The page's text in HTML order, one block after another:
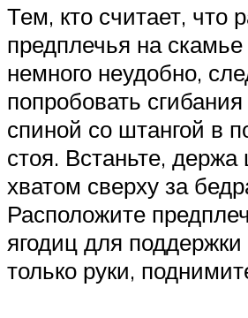
Тем, кто считает, что
предплечья на
немного неудобно,
попробовать
спиной со штангой в
стоя. Встаньте, держа
хватом сверху за
Расположите
ягодиц для
только руки,